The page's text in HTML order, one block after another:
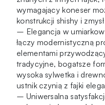
wymagający koneser
konstrukcji shishy i
– Elegancja w
łączy modernistyczną
elementami
tradycyjne, bogatsze
wysoka sylwetka i
ustnik czynią z fajki
– Uniwersalna